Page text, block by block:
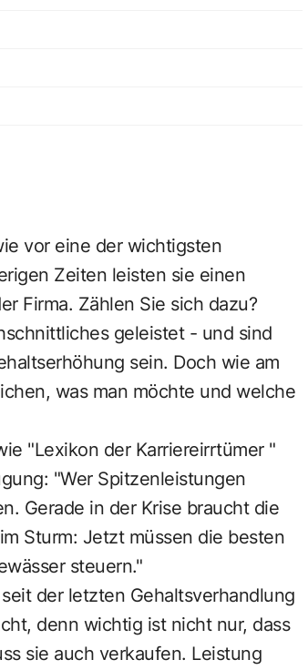
vor eine der wichtigsten
Zeiten leisten sie einen
Firma. Zählen Sie sich dazu?
geleistet - und sind
sein. Doch wie am
was man möchte und welche
"Lexikon der Karriereirrtümer "
"Wer Spitzenleistungen
Gerade in der Krise braucht die
Sturm: Jetzt müssen die besten
steuern."
der letzten Gehaltsverhandlung
denn wichtig ist nicht nur, dass
sie auch verkaufen. Leistung